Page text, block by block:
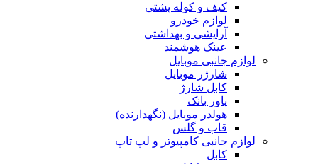
کیف و کوله پشتی
لوازم خودرو
آرایشی و بهداشتی
عینک هوشمند
لوازم جانبی موبایل
شارژر موبایل
کابل شارژ
پاور بانک
هولدر موبایل (نگهدارنده)
قاب و گلس
لوازم جانبی کامپیوتر و لپ تاپ
کابل